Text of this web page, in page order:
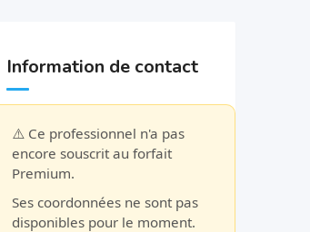
Information de contact
⚠️ Ce professionnel n'a pas
encore souscrit au forfait
Premium.
Ses coordonnées ne sont pas
disponibles pour le moment.